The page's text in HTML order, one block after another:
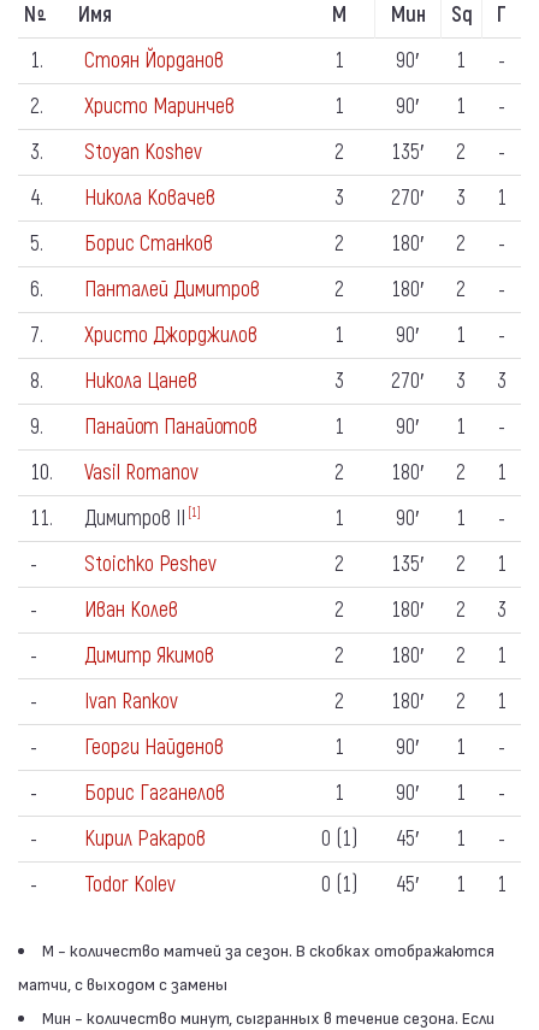
Nº Имя М Мин Sq
Г
1.
Стоян Йорданов 1 90′ 1
-
2.
Христо Маринчев 1 90′ 1
-
3.
Stoyan Koshev 2 135′ 2
-
4.
Никола Ковачев 3 270′ 3
1
5.
Борис Станков 2 180′ 2
-
6.
Панталей Димитров 2 180′ 2
-
7.
Христо Джорджилов 1 90′ 1
-
8.
Никола Цанев 3 270′ 3
3
9.
Панайот Панайотов 1 90′ 1
-
10.
Vasil Romanov 2 180′ 2
1
11.
Димитров ІІ [1] 1 90′ 1
-
-
Stoichko Peshev 2 135′ 2
1
-
Иван Колев 2 180′ 2
3
-
Димитр Якимов 2 180′ 2
1
-
Ivan Rankov 2 180′ 2
1
-
Георги Найденов 1 90′ 1
-
-
Борис Гаганелов 1 90′ 1
-
-
Кирил Ракаров 0 (1) 45′ 1
-
-
Todor Kolev 0 (1) 45′ 1 1
М - количество матчей за сезон. В скобках отображаются
матчи, с выходом с замены
Мин - количество минут, сыгранных в течение сезона. Если